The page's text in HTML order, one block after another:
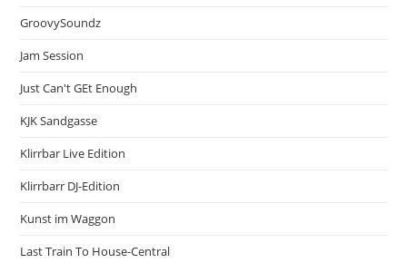
GroovySoundz
Jam Session
Just Can't GEt Enough
KJK Sandgasse
Klirrbar Live Edition
Klirrbarr DJ-Edition
Kunst im Waggon
Last Train To House-Central